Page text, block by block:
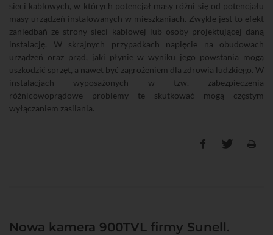
sieci kablowych, w których potencjał masy różni się od potencjału
masy urządzeń instalowanych w mieszkaniach. Zwykle jest to efekt
zaniedbań ze strony sieci kablowej lub osoby projektującej daną
instalację. W skrajnych przypadkach napięcie na obudowach
urządzeń oraz prąd, jaki płynie w wyniku jego powstania mogą
uszkodzić sprzęt, a nawet być zagrożeniem dla zdrowia ludzkiego. W
instalacjach wyposażonych w tzw. zabezpieczenia
różnicowoprądowe problemy te skutkować mogą częstym
wyłączaniem zasilania.
Nowa kamera 900TVL firmy Sunell.